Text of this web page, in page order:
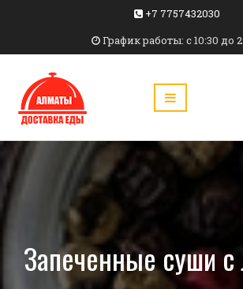
+7 7757432030
График работы: c 10:30 до
Запеченные суши с